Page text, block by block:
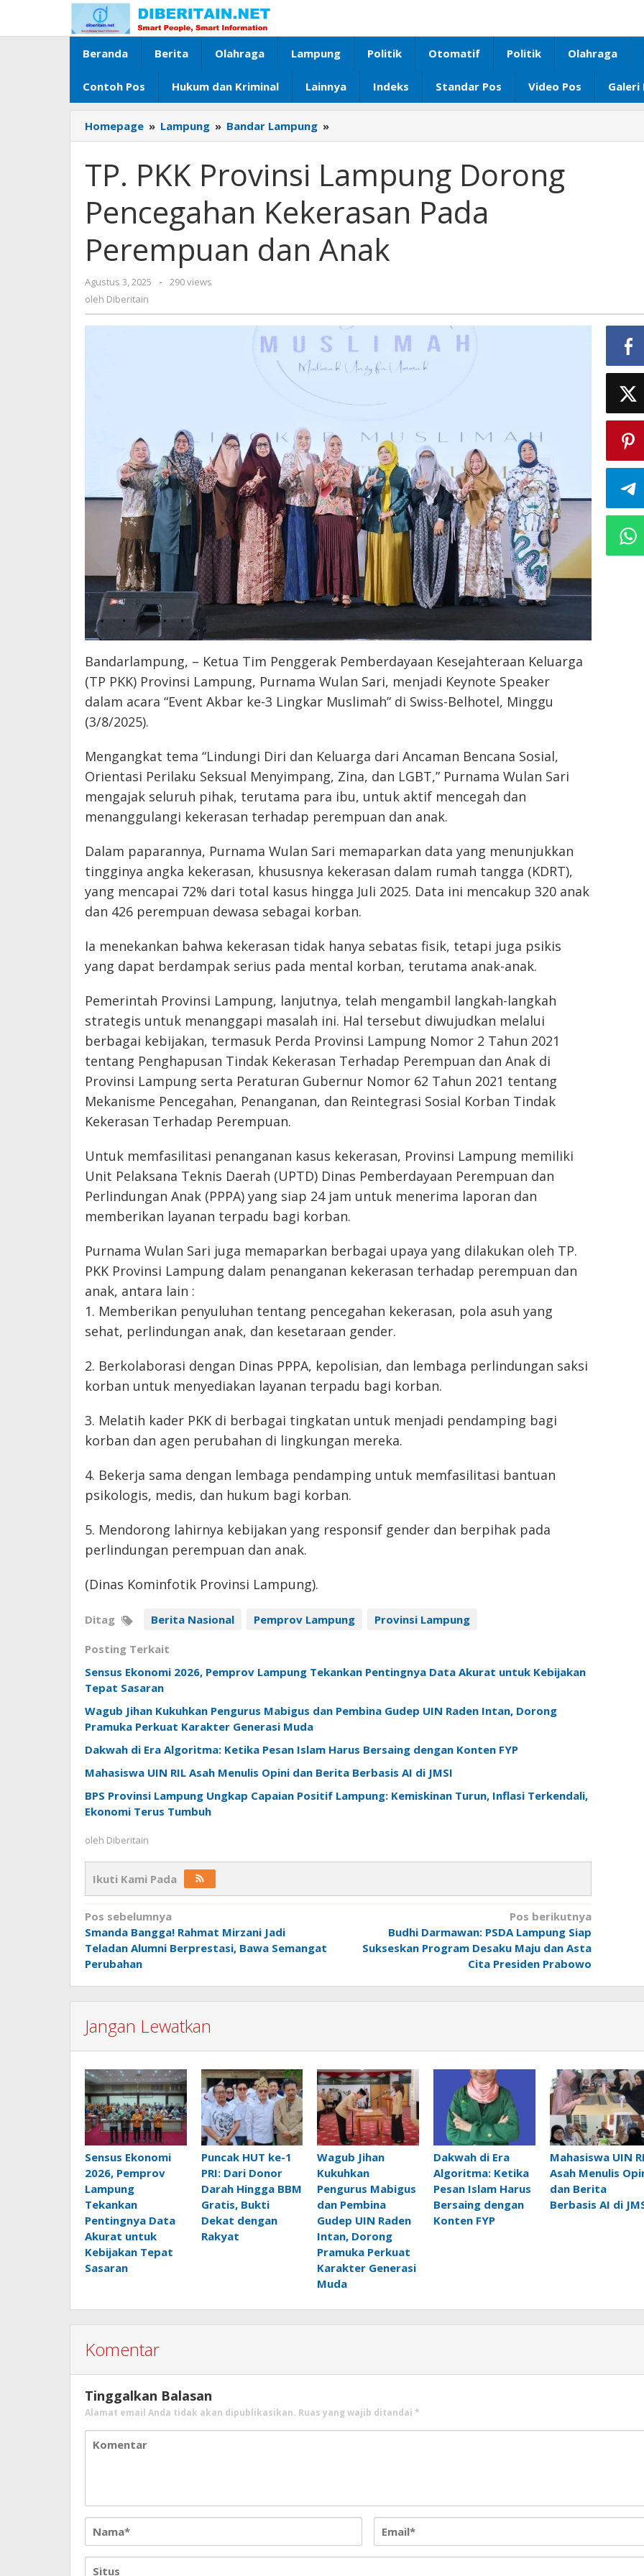
konten
Beranda Berita Olahraga Lampung Politik Otomatif Politik Olahraga
Contoh Pos Hukum dan Kriminal Lainnya Indeks Standar Pos Video Pos Galeri
Homepage » Lampung » Bandar Lampung »
PKK
Lampung
Dorong
Pencegahan
Kekerasan
Perempuan
TP. PKK Provinsi Lampung Dorong
Pencegahan Kekerasan Pada
Perempuan dan Anak
Agustus 3, 2025
oleh
-
290 views
oleh Diberitain
Bandarlampung, – Ketua Tim Penggerak Pemberdayaan Kesejahteraan Keluarga
(TP PKK) Provinsi Lampung, Purnama Wulan Sari, menjadi Keynote Speaker
dalam acara “Event Akbar ke-3 Lingkar Muslimah” di Swiss-Belhotel, Minggu
(3/8/2025).
Mengangkat tema “Lindungi Diri dan Keluarga dari Ancaman Bencana Sosial,
Orientasi Perilaku Seksual Menyimpang, Zina, dan LGBT,” Purnama Wulan Sari
mengajak seluruh pihak, terutama para ibu, untuk aktif mencegah dan
menanggulangi kekerasan terhadap perempuan dan anak.
Dalam paparannya, Purnama Wulan Sari memaparkan data yang menunjukkan
tingginya angka kekerasan, khususnya kekerasan dalam rumah tangga (KDRT),
yang mencapai 72% dari total kasus hingga Juli 2025. Data ini mencakup 320 anak
dan 426 perempuan dewasa sebagai korban.
Ia menekankan bahwa kekerasan tidak hanya sebatas fisik, tetapi juga psikis
yang dapat berdampak serius pada mental korban, terutama anak-anak.
Pemerintah Provinsi Lampung, lanjutnya, telah mengambil langkah-langkah
strategis untuk menanggapi masalah ini. Hal tersebut diwujudkan melalui
berbagai kebijakan, termasuk Perda Provinsi Lampung Nomor 2 Tahun 2021
tentang Penghapusan Tindak Kekerasan Terhadap Perempuan dan Anak di
Provinsi Lampung serta Peraturan Gubernur Nomor 62 Tahun 2021 tentang
Mekanisme Pencegahan, Penanganan, dan Reintegrasi Sosial Korban Tindak
Kekerasan Terhadap Perempuan.
Untuk memfasilitasi penanganan kasus kekerasan, Provinsi Lampung memiliki
Unit Pelaksana Teknis Daerah (UPTD) Dinas Pemberdayaan Perempuan dan
Perlindungan Anak (PPPA) yang siap 24 jam untuk menerima laporan dan
memberikan layanan terpadu bagi korban.
Purnama Wulan Sari juga memaparkan berbagai upaya yang dilakukan oleh TP.
PKK Provinsi Lampung dalam penanganan kekerasan terhadap perempuan dan
anak, antara lain :
1. Memberikan penyuluhan tentang pencegahan kekerasan, pola asuh yang
sehat, perlindungan anak, dan kesetaraan gender.
2. Berkolaborasi dengan Dinas PPPA, kepolisian, dan lembaga perlindungan saksi
korban untuk menyediakan layanan terpadu bagi korban.
3. Melatih kader PKK di berbagai tingkatan untuk menjadi pendamping bagi
korban dan agen perubahan di lingkungan mereka.
4. Bekerja sama dengan lembaga pendamping untuk memfasilitasi bantuan
psikologis, medis, dan hukum bagi korban.
5. Mendorong lahirnya kebijakan yang responsif gender dan berpihak pada
perlindungan perempuan dan anak.
(Dinas Kominfotik Provinsi Lampung).
Ditag Berita Nasional Pemprov Lampung Provinsi Lampung
Posting Terkait
Sensus Ekonomi 2026, Pemprov Lampung Tekankan Pentingnya Data Akurat untuk Kebijakan
Tepat Sasaran
Wagub Jihan Kukuhkan Pengurus Mabigus dan Pembina Gudep UIN Raden Intan, Dorong
Pramuka Perkuat Karakter Generasi Muda
Dakwah di Era Algoritma: Ketika Pesan Islam Harus Bersaing dengan Konten FYP
Mahasiswa UIN RIL Asah Menulis Opini dan Berita Berbasis AI di JMSI
BPS Provinsi Lampung Ungkap Capaian Positif Lampung: Kemiskinan Turun, Inflasi Terkendali,
Ekonomi Terus Tumbuh
oleh Diberitain
Ikuti Kami Pada
Navigasi
pos
Pos sebelumnya
Smanda Bangga! Rahmat Mirzani Jadi
Teladan Alumni Berprestasi, Bawa Semangat
Perubahan
Pos berikutnya
Budhi Darmawan: PSDA Lampung Siap
Sukseskan Program Desaku Maju dan Asta
Cita Presiden Prabowo
Jangan Lewatkan
Sensus Ekonomi
2026, Pemprov
Lampung
Tekankan
Pentingnya Data
Akurat untuk
Kebijakan Tepat
Sasaran
Puncak HUT ke-1
PRI: Dari Donor
Darah Hingga BBM
Gratis, Bukti
Dekat dengan
Rakyat
Wagub Jihan
Kukuhkan
Pengurus Mabigus
dan Pembina
Gudep UIN Raden
Intan, Dorong
Pramuka Perkuat
Karakter Generasi
Muda
Dakwah di Era
Algoritma: Ketika
Pesan Islam Harus
Bersaing dengan
Konten FYP
Mahasiswa UIN
Asah Menulis
dan Berita
Berbasis AI di
Komentar
Tinggalkan Balasan
Alamat email Anda tidak akan dipublikasikan. Ruas yang wajib ditandai *